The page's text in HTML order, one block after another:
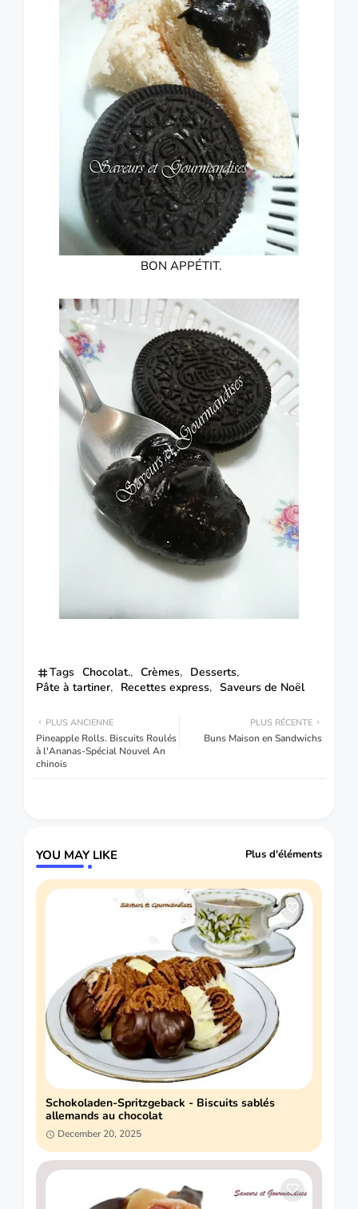
BON APPÉTIT.
Tags Chocolat. Crèmes
Desserts
Pâte à tartiner
Recettes express Saveurs de Noël
PLUS RÉCENTE
Buns Maison en Sandwichs
PLUS ANCIENNE
Pineapple Rolls. Biscuits Roulés
à l'Ananas-Spécial Nouvel An
chinois
YOU MAY LIKE Plus d'éléments
Schokoladen-Spritzgeback - Biscuits sablés
allemands au chocolat
December 20, 2025